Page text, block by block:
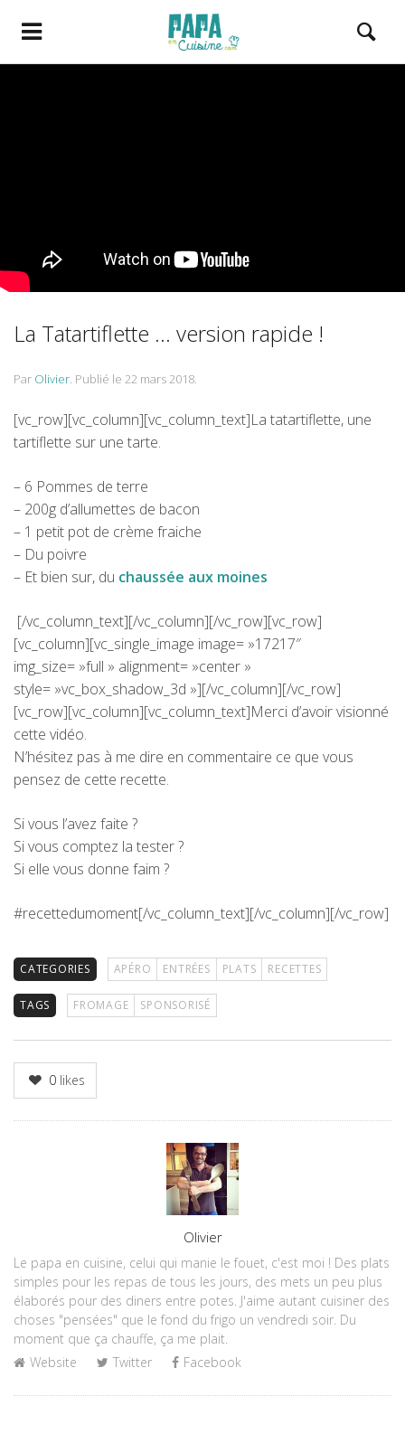
La Tatartiflette … version rapide !
Par Olivier. Publié le 22 mars 2018.
[vc_row][vc_column][vc_column_text]La tatartiflette, une
tartiflette sur une tarte.
– 6 Pommes de terre
– 200g d’allumettes de bacon
– 1 petit pot de crème fraiche
– Du poivre
– Et bien sur, du chaussée aux moines
[/vc_column_text][/vc_column][/vc_row][vc_row]
[vc_column][vc_single_image image= »17217″
img_size= »full » alignment= »center »
style= »vc_box_shadow_3d »][/vc_column][/vc_row]
[vc_row][vc_column][vc_column_text]Merci d’avoir visionné
cette vidéo.
N’hésitez pas à me dire en commentaire ce que vous
pensez de cette recette.
Si vous l’avez faite ?
Si vous comptez la tester ?
Si elle vous donne faim ?
#recettedumoment[/vc_column_text][/vc_column][/vc_row]
CATEGORIES APÉRO ENTRÉES PLATS RECETTES
TAGS FROMAGE SPONSORISÉ
0 likes
Olivier
Le papa en cuisine, celui qui manie le fouet, c'est moi ! Des plats
simples pour les repas de tous les jours, des mets un peu plus
élaborés pour des diners entre potes. J'aime autant cuisiner des
choses "pensées" que le fond du frigo un vendredi soir. Du
moment que ça chauffe, ça me plait.
Website
Twitter Facebook